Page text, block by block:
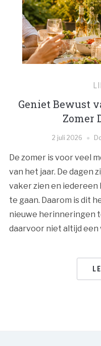
Geniet Bewust
Zomer
2 juli 2026
De zomer is voor veel
van het jaar. De dagen
vaker zien en iedereen
te gaan. Daarom is dit
nieuwe herinneringen
daarvoor niet altijd